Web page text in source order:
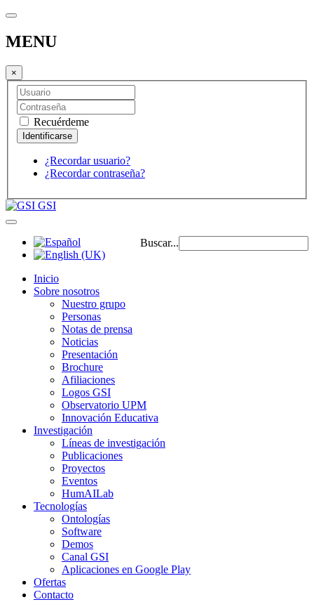
MENU
×
Recuérdeme
¿Recordar usuario?
¿Recordar contraseña?
GSI
Buscar...
Inicio
Sobre nosotros
Nuestro grupo
Personas
Notas de prensa
Noticias
Presentación
Brochure
Afiliaciones
Logos GSI
Observatorio UPM
Innovación Educativa
Investigación
Líneas de investigación
Publicaciones
Proyectos
Eventos
HumAILab
Tecnologías
Ontologías
Software
Demos
Canal GSI
Aplicaciones en Google Play
Ofertas
Contacto